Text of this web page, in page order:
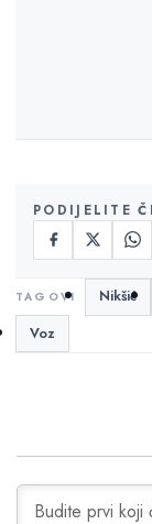
PODIJELITE
Nikšić
Voz